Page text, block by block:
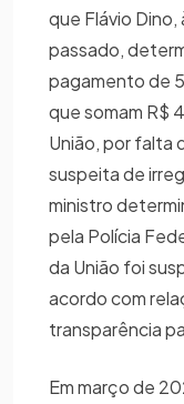
que Flávio
passado,
pagamento de
que somam R$
União, por falta
suspeita de
ministro
pela Polícia
da União foi
acordo com
transparência
Em março de